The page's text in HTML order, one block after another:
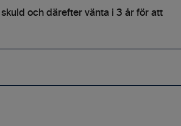
och därefter vänta i 3 år för att